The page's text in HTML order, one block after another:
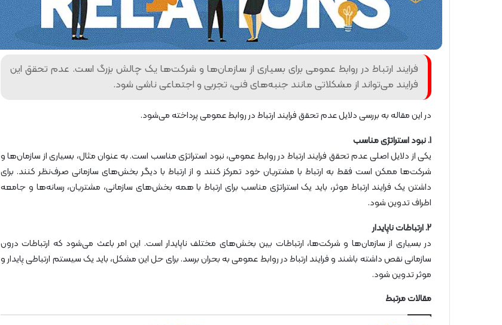
فرایند ارتباط در روابط عمومی برای بسیاری از سازمان‌ها و شرکت‌ها یک چالش بزرگ است. عدم تحقق این
فرایند می‌تواند از مشکلاتی مانند جنبه‌های فنی، تجربی و اجتماعی ناشی شود.
در این مقاله به بررسی دلایل عدم تحقق فرایند ارتباط در روابط عمومی پرداخته می‌شود.
1. نبود استراتژی مناسب
یکی از دلایل اصلی عدم تحقق فرایند ارتباط در روابط عمومی، نبود استراتژی مناسب است. به عنوان مثال، بسیاری از سازمان‌ها و
شرکت‌ها ممکن است فقط به ارتباط با مشتریان خود تمرکز کنند و از ارتباط با دیگر بخش‌های سازمانی صرف‌نظر کنند. برای
داشتن یک فرایند ارتباط موثر، باید یک استراتژی مناسب برای ارتباط با همه بخش‌های سازمانی، مشتریان، رسانه‌ها و جامعه
اطراف تدوین شود.
2. ارتباطات ناپایدار
در بسیاری از سازمان‌ها و شرکت‌ها، ارتباطات بین بخش‌های مختلف ناپایدار است. این امر باعث می‌شود که ارتباطات درون
سازمانی نقص داشته باشند و فرایند ارتباط در روابط عمومی به بحران برسد. برای حل این مشکل، باید یک سیستم ارتباطی پایدار و
موثر تدوین شود.
مقالات مرتبط